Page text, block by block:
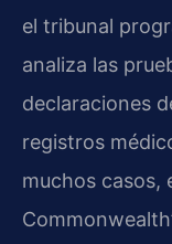
el tribunal
analiza las
declaraciones
registros
muchos casos,